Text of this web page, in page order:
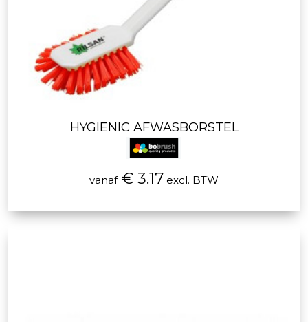
HYGIENIC AFWASBORSTEL
vanaf€ 3.17 excl. BTW